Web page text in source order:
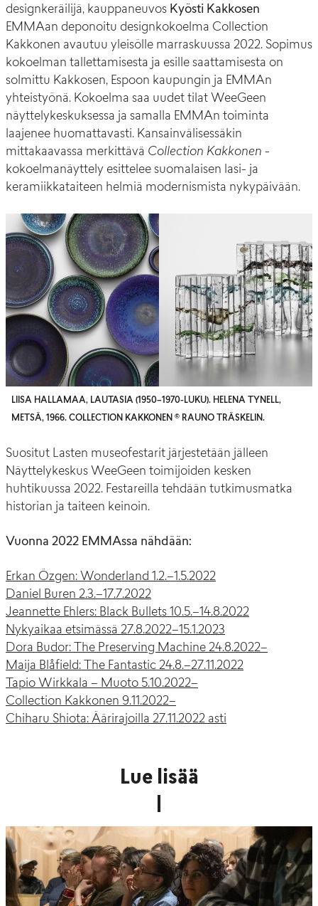
designkeräilijä, kauppaneuvos Kyösti Kakkosen
EMMAan deponoitu designkokoelma Collection
Kakkonen avautuu yleisölle marraskuussa 2022. Sopimus
kokoelman tallettamisesta ja esille saattamisesta on
solmittu Kakkosen, Espoon kaupungin ja EMMAn
yhteistyönä. Kokoelma saa uudet tilat WeeGeen
näyttelykeskuksessa ja samalla EMMAn toiminta
laajenee huomattavasti. Kansainvälisessäkin
mittakaavassa merkittävä Collection Kakkonen -
kokoelmanäyttely esittelee suomalaisen lasi- ja
keramiikkataiteen helmiä modernismista nykypäivään.
LIISA HALLAMAA, LAUTASIA (1950–1970-LUKU). HELENA TYNELL,
METSÄ, 1966. COLLECTION KAKKONEN © RAUNO TRÄSKELIN.
Suositut Lasten museofestarit järjestetään jälleen
Näyttelykeskus WeeGeen toimijoiden kesken
huhtikuussa 2022. Festareilla tehdään tutkimusmatka
historian ja taiteen keinoin.
Vuonna 2022 EMMAssa nähdään:
Erkan Özgen: Wonderland 1.2.–1.5.2022
Daniel Buren 2.3.–17.7.2022
Jeannette Ehlers: Black Bullets 10.5.–14.8.2022
Nykyaikaa etsimässä 27.8.2022–15.1.2023
Dora Budor: The Preserving Machine 24.8.2022–
Maija Blåfield: The Fantastic 24.8.–27.11.2022
Tapio Wirkkala – Muoto 5.10.2022–
Collection Kakkonen 9.11.2022–
Chiharu Shiota: Äärirajoilla 27.11.2022 asti
Lue lisää